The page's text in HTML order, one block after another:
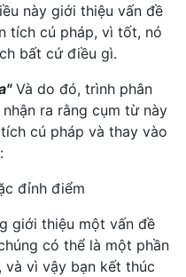
này giới thiệu vấn đề
tích cú pháp, vì tốt, nó
bất cứ điều gì.
Và do đó, trình phân
ra rằng cụm từ này
cú pháp và thay vào
đỉnh điểm
giới thiệu một vấn đề
có thể là một phần
và vì vậy bạn kết thúc